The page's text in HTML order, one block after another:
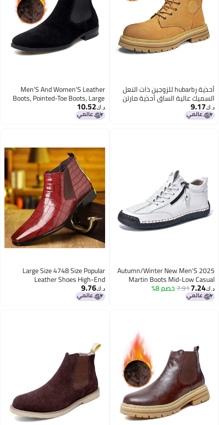
أحذية رhubarb للزوجين ذات النعل
السميك عالية الساق أحذية مارتن
غير رسمية للعمل مبطنة بالفرو
دافئة لأحذية الثلج بنفس النمط
د.ك‏9.17
Men'S And Women'S Leather
Boots, Pointed-Toe Boots, Large
Size Couple'S Chelsea Boots, High-
Top Martin Boots, Suede Genuine
د.ك‏10.52
2025 Autumn/Winter New Men'S
Martin Boots Mid-Low Casual
Ankle Boots Unisex Versatile Side
Zipper Women'S Shoes
د.ك‏7.24
7.91خصم 8%
Large Size 4748 Size Popular
Leather Shoes High-End
Atmospheric Leather Shoes
د.ك‏9.76